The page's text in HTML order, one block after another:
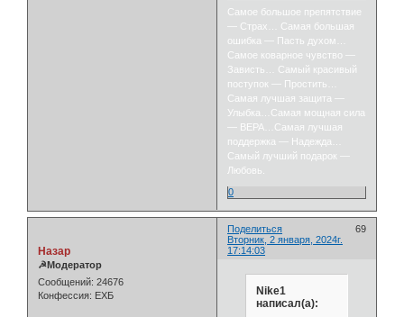
Самое большое препятствие
— Страх… Самая большая
ошибка — Пасть духом…
Самое коварное чувство —
Зависть… Самый красивый
поступок — Простить…
Самая лучшая защита —
Улыбка…Самая мощная сила
— ВЕРА…Самая лучшая
поддержка — Надежда…
Самый лучший подарок —
Любовь.
0
Поделиться
69
Вторник, 2 января, 2024г.
17:14:03
Назар
☭Модератор
Сообщений: 24676
Конфессия: ЕХБ
Nike1
написал(а):